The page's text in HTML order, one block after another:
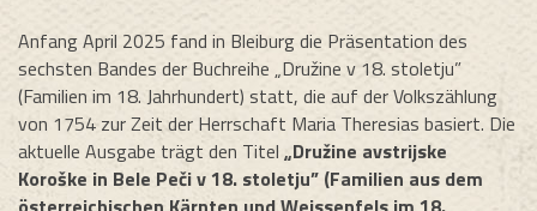
Anfang April 2025 fand in Bleiburg die Präsentation des
sechsten Bandes der Buchreihe „Družine v 18. stoletju”
(Familien im 18. Jahrhundert) statt, die auf der Volkszählung
von 1754 zur Zeit der Herrschaft Maria Theresias basiert. Die
aktuelle Ausgabe trägt den Titel „Družine avstrijske
Koroške in Bele Peči v 18. stoletju” (Familien aus dem